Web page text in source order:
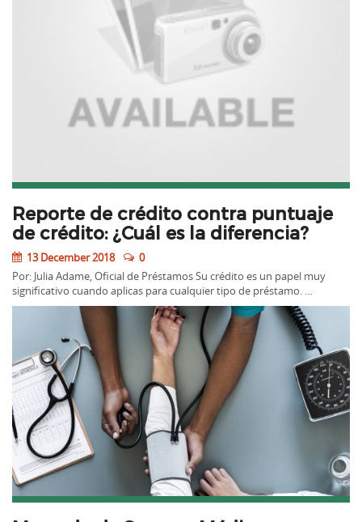
Reporte de crédito contra puntuaje
de crédito: ¿Cuál es la diferencia?
13 December 2018
0
Por: Julia Adame, Oficial de Préstamos Su crédito es un papel muy
significativo cuando aplicas para cualquier tipo de préstamo. …